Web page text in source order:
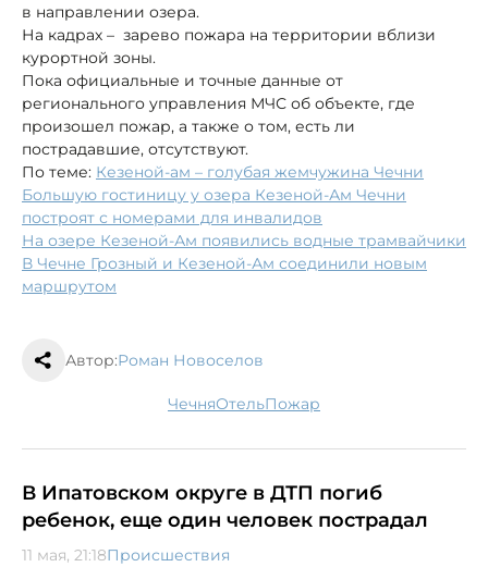
в направлении озера.
На кадрах – зарево пожара на территории вблизи
курортной зоны.
Пока официальные и точные данные от
регионального управления МЧС об объекте, где
произошел пожар, а также о том, есть ли
пострадавшие, отсутствуют.
По теме: Кезеной-ам – голубая жемчужина Чечни
Большую гостиницу у озера Кезеной-Ам Чечни
построят с номерами для инвалидов
На озере Кезеной-Ам появились водные трамвайчики
В Чечне Грозный и Кезеной-Ам соединили новым
маршрутом
Автор:Роман Новоселов
Чечня отель пожар
В Ипатовском округе в ДТП погиб
ребенок, еще один человек пострадал
11 мая, 21:18Происшествия